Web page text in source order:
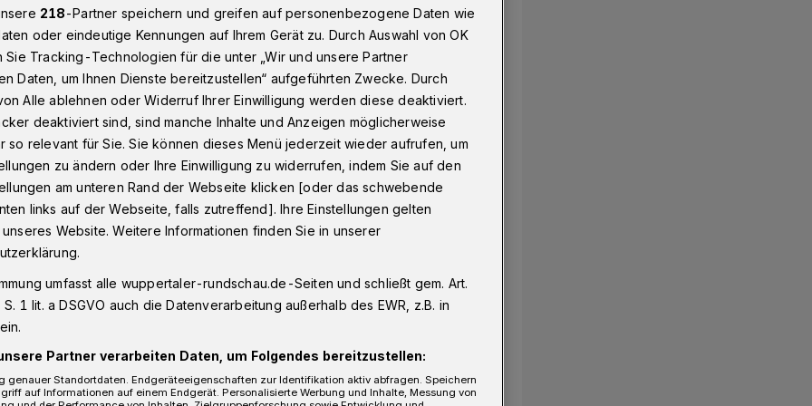
Ahlen - WSV
- WSV
auf die Tabelle der Fußball-
Samstag (14 Uhr, Liveticker) als
Rot-Weiß Ahlen.
218-Partner speichern und greifen auf personenbezogene Daten wie
oder eindeutige Kennungen auf Ihrem Gerät zu. Durch Auswahl von OK
Sie Tracking-Technologien für die unter „Wir und unsere Partner
Daten, um Ihnen Dienste bereitzustellen“ aufgeführten Zwecke. Durch
Alle ablehnen oder Widerruf Ihrer Einwilligung werden diese deaktiviert.
deaktiviert sind, sind manche Inhalte und Anzeigen möglicherweise
so relevant für Sie. Sie können dieses Menü jederzeit wieder aufrufen, um
zu ändern oder Ihre Einwilligung zu widerrufen, indem Sie auf den
am unteren Rand der Webseite klicken [oder das schwebende
links auf der Webseite, falls zutreffend]. Ihre Einstellungen gelten
Website. Weitere Informationen finden Sie in unserer
umfasst alle wuppertaler-rundschau.de-Seiten und schließt gem. Art.
1 lit. a DSGVO auch die Datenverarbeitung außerhalb des EWR, z.B. in
Partner verarbeiten Daten, um Folgendes bereitzustellen:
genauer Standortdaten. Endgeräteeigenschaften zur Identifikation aktiv abfragen. Speichern
auf Informationen auf einem Endgerät. Personalisierte Werbung und Inhalte, Messung von